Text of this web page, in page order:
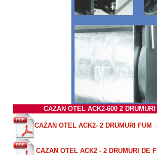
CAZAN OTEL ACK2-600 2 DRUMURI
CAZAN OTEL ACK2- 2 DRUMURI FUM
CAZAN OTEL ACK2 - 2 DRUMURI DE